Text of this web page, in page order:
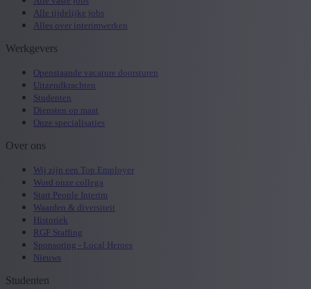
Alle tijdelijke jobs
Alles over interimwerken
Werkgevers
Openstaande vacature doorsturen
Uitzendkrachten
Studenten
Diensten op maat
Onze specialisaties
Over ons
Wij zijn een Top Employer
Word onze collega
Start People Interim
Waarden & diversiteit
Historiek
RGF Staffing
Sponsoring - Local Heroes
Nieuws
Studenten